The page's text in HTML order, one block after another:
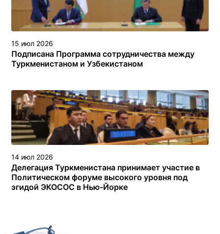
15 июл 2026
Подписана Программа сотрудничества между
Туркменистаном и Узбекистаном
14 июл 2026
Делегация Туркменистана принимает участие в
Политическом форуме высокого уровня под
эгидой ЭКОСОС в Нью-Йорке